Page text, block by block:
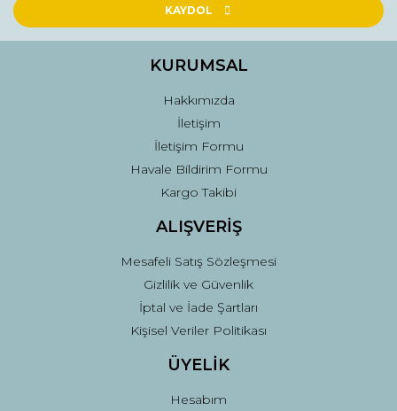
Ürün açıklamasında eksik bilgiler bulunuyor.
Ürün fiyatı diğer sitelerden daha pahalı.
Gönder
KAYDOL
KURUMSAL
Hakkımızda
İletişim
İletişim Formu
Havale Bildirim Formu
Kargo Takibi
ALIŞVERİŞ
Mesafeli Satış Sözleşmesi
Gizlilik ve Güvenlik
İptal ve İade Şartları
Kişisel Veriler Politikası
ÜYELİK
Hesabım